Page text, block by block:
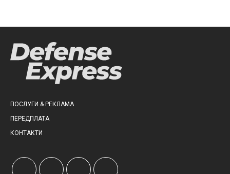
ПОСЛУГИ & РЕКЛАМА
ПЕРЕДПЛАТА
КОНТАКТИ